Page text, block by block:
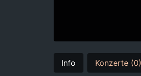
Info Konzerte (0)